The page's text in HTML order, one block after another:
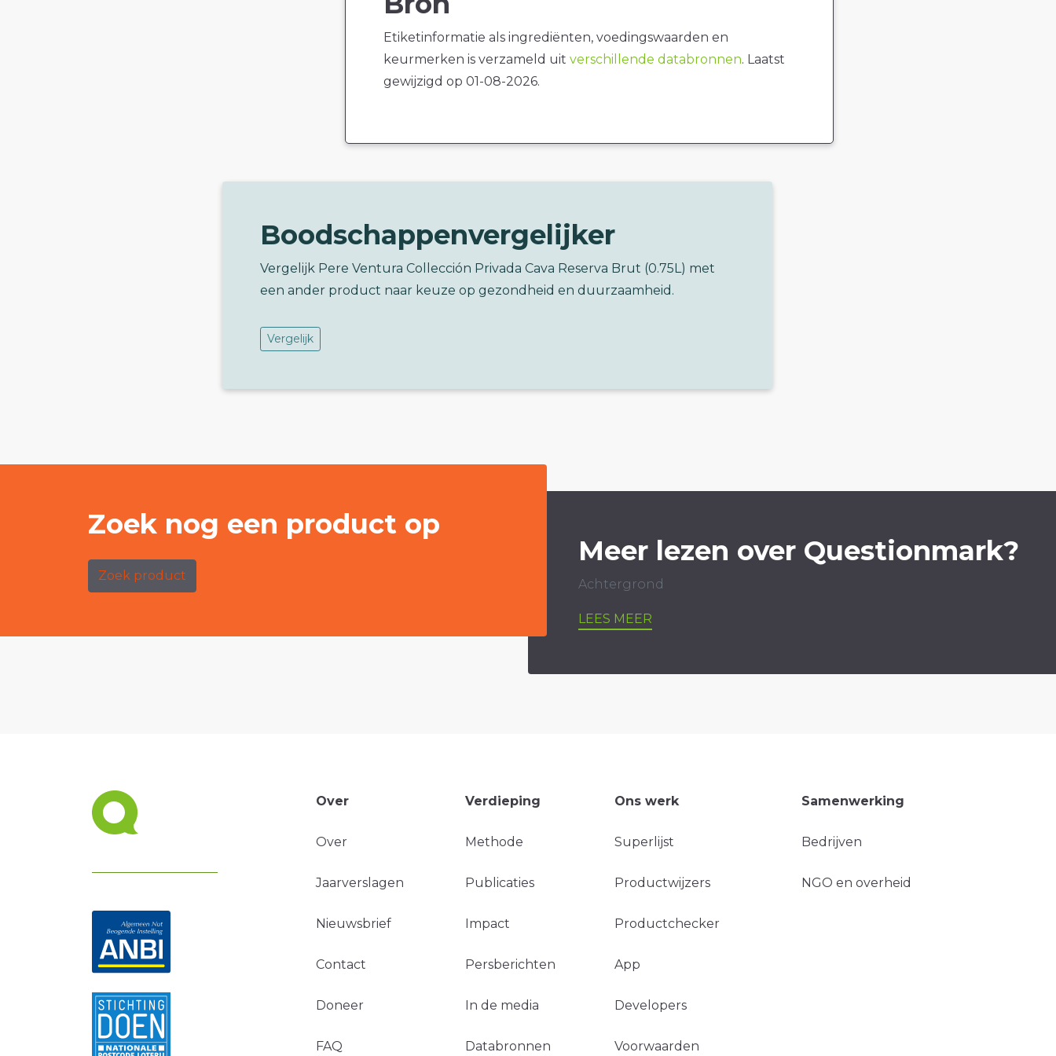
Etiketinformatie als ingrediënten, voedingswaarden en
keurmerken is verzameld uit verschillende databronnen. Laatst
gewijzigd op 01-08-2026.
Boodschappenvergelijker
Vergelijk Pere Ventura Collección Privada Cava Reserva Brut (0.75L) met
een ander product naar keuze op gezondheid en duurzaamheid.
Vergelijk
Zoek nog een product op
Zoek product
Meer lezen over Questionmark?
Achtergrond
LEES MEER
Over
Over
Jaarverslagen
Nieuwsbrief
Contact
Doneer
FAQ
Verdieping
Methode
Publicaties
Impact
Persberichten
In de media
Databronnen
Ons werk
Superlijst
Productwijzers
Productchecker
App
Developers
Voorwaarden
Samenwerking
Bedrijven
NGO en overheid